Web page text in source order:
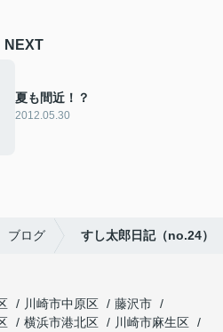
NEXT
夏も間近！？
2012.05.30
ブログ すし太郎日記（no.24）
川崎市中原区
藤沢市
横浜市港北区
川崎市麻生区